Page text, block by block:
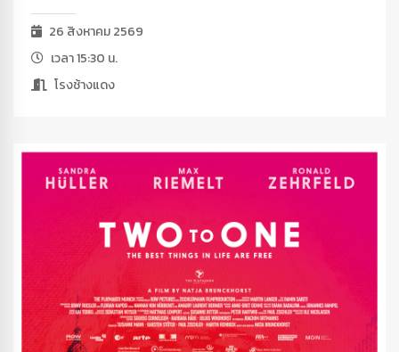
26 สิงหาคม 2569
เวลา 15:30 น.
โรงช้างแดง